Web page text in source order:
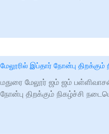
மேலூரில் இப்தார் நோன்பு திறக்கும்
மதுரை மேலூர் ஜம் ஜம்
நோன்பு திறக்கும் நிகழ்ச்சி